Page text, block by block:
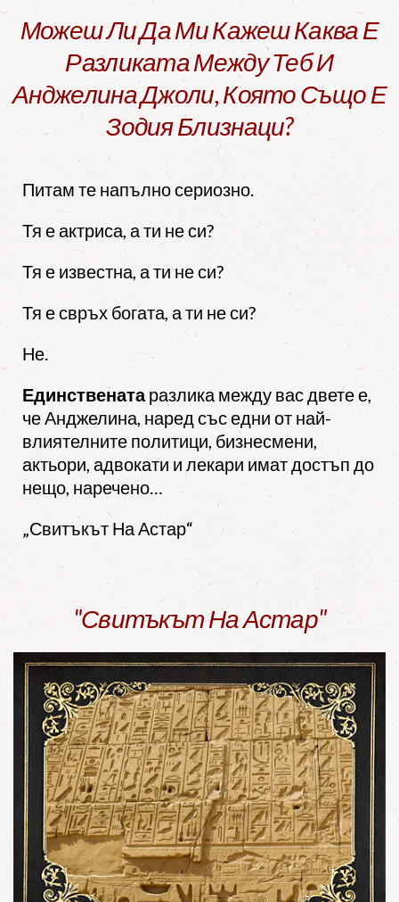
Можеш Ли Да Ми Кажеш Каква Е
Разликата Между Теб И
Анджелина Джоли, Която Също Е
Зодия Близнаци?
Питам те напълно сериозно.
Тя е актриса, а ти не си?
Тя е известна, а ти не си?
Тя е свръх богата, а ти не си?
Не.
Единственатаразлика между вас двете е,
че Анджелина, наред със едни от най-
влиятелните политици, бизнесмени,
актьори, адвокати и лекари имат достъп до
нещо, наречено…
„Свитъкът На Астар“
"Свитъкът На Астар"